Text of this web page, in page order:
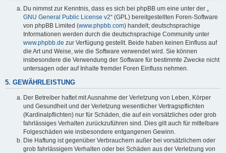
Du nimmst zur Kenntnis, dass es sich bei phpBB um eine unter der „
GNU General Public License v2“ (GPL) bereitgestellten Foren-Software
von phpBB Limited (www.phpbb.com) handelt; deutschsprachige
Informationen werden durch die deutschsprachige Community unter
www.phpbb.de zur Verfügung gestellt. Beide haben keinen Einfluss auf
die Art und Weise, wie die Software verwendet wird. Sie können
insbesondere die Verwendung der Software für bestimmte Zwecke nicht
untersagen oder auf Inhalte fremder Foren Einfluss nehmen.
5. GEWÄHRLEISTUNG
Der Betreiber haftet mit Ausnahme der Verletzung von Leben, Körper
und Gesundheit und der Verletzung wesentlicher Vertragspflichten
(Kardinalpflichten) nur für Schäden, die auf ein vorsätzliches oder grob
fahrlässiges Verhalten zurückzuführen sind. Dies gilt auch für mittelbare
Folgeschäden wie insbesondere entgangenen Gewinn.
Die Haftung ist gegenüber Verbrauchern außer bei vorsätzlichem oder
grob fahrlässigem Verhalten oder bei Schäden aus der Verletzung von